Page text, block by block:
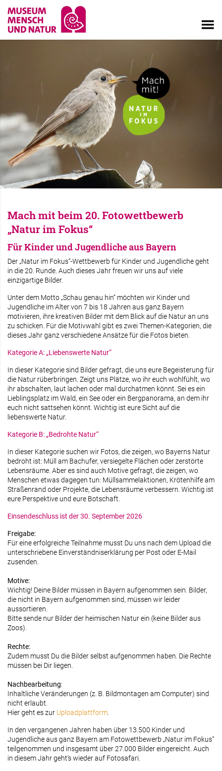
Mach mit beim 20. Fotowettbewerb
„Natur im Fokus“
Für Kinder und Jugendliche aus Bayern
Der „Natur im Fokus“-Wettbewerb für Kinder und Jugendliche geht
in die 20. Runde. Auch dieses Jahr freuen wir uns auf viele
einzigartige Bilder.
Unter dem Motto „Schau genau hin“ möchten wir Kinder und
Jugendliche im Alter von 7 bis 18 Jahren aus ganz Bayern
motivieren, ihre kreativen Bilder mit dem Blick auf die Natur an uns
zu schicken. Für die Motivwahl gibt es zwei Themen-Kategorien, die
dieses Jahr ganz verschiedene Ansätze für die Fotos bieten.
Kategorie A: „Liebenswerte Natur“
In dieser Kategorie sind Bilder gefragt, die uns eure Begeisterung für
die Natur rüberbringen. Zeigt uns Plätze, wo ihr euch wohlfühlt, wo
ihr abschalten, laut lachen oder mal durchatmen könnt. Sei es ein
Lieblingsplatz im Wald, ein See oder ein Bergpanorama, an dem ihr
euch nicht sattsehen könnt. Wichtig ist eure Sicht auf die
liebenswerte Natur.
Kategorie B: „Bedrohte Natur“
In dieser Kategorie suchen wir Fotos, die zeigen, wo Bayerns Natur
bedroht ist: Müll am Bachufer, versiegelte Flächen oder zerstörte
Lebensräume. Aber es sind auch Motive gefragt, die zeigen, wo
Menschen etwas dagegen tun: Müllsammelaktionen, Krötenhilfe am
Straßenrand oder Projekte, die Lebensräume verbessern. Wichtig ist
eure Perspektive und eure Botschaft.
Einsendeschluss ist der 30. September 2026
Freigabe:
Für eine erfolgreiche Teilnahme musst Du uns nach dem Upload die
unterschriebene Einverständniserklärung per Post oder E-Mail
zusenden.
Motive:
Wichtig! Deine Bilder müssen in Bayern aufgenommen sein. Bilder,
die nicht in Bayern aufgenommen sind, müssen wir leider
aussortieren.
Bitte sende nur Bilder der heimischen Natur ein (keine Bilder aus
Zoos).
Rechte:
Zudem musst Du die Bilder selbst aufgenommen haben. Die Rechte
müssen bei Dir liegen.
Nachbearbeitung:
Inhaltliche Veränderungen (z. B. Bildmontagen am Computer) sind
nicht erlaubt.
Hier geht es zur Uploadplattform
In den vergangenen Jahren haben über 13.500 Kinder und
Jugendliche aus ganz Bayern am Fotowettbewerb „Natur im Fokus“
teilgenommen und insgesamt über 27.000 Bilder eingereicht. Auch
in diesem Jahr geht’s wieder auf Fotosafari.